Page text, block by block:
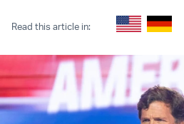
Read this article in: